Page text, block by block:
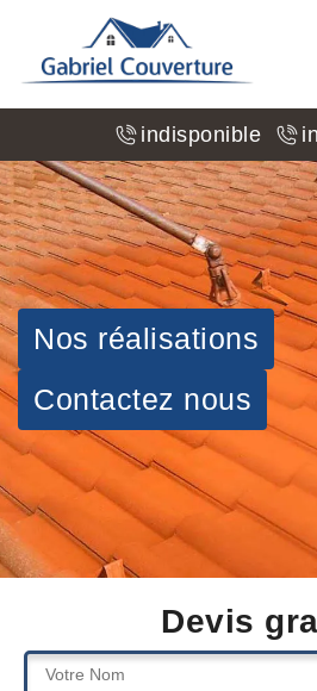
indisponible
Nos réalisations
Contactez nous
Devis